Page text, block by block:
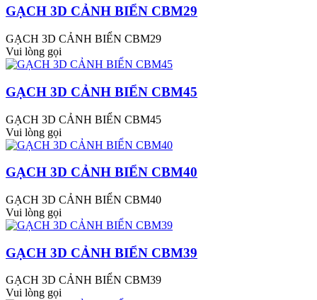
GẠCH 3D CẢNH BIỂN CBM29
GẠCH 3D CẢNH BIỂN CBM29
Vui lòng gọi
GẠCH 3D CẢNH BIỂN CBM45
GẠCH 3D CẢNH BIỂN CBM45
Vui lòng gọi
GẠCH 3D CẢNH BIỂN CBM40
GẠCH 3D CẢNH BIỂN CBM40
Vui lòng gọi
GẠCH 3D CẢNH BIỂN CBM39
GẠCH 3D CẢNH BIỂN CBM39
Vui lòng gọi